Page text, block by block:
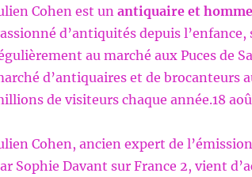
Cohen est un antiquaire et
d’antiquités depuis
au marché aux Puces de
d’antiquaires et de brocanteurs
de visiteurs chaque année.18
Cohen, ancien expert de
Sophie Davant sur France 2, vient